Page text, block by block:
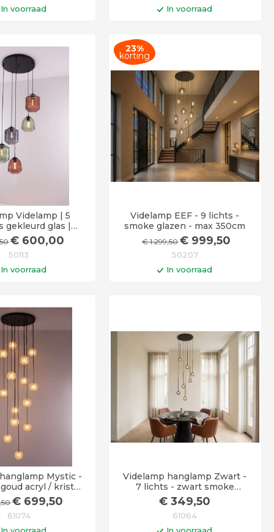
In voorraad
- 12 werkdagen
In voorraad
Op werkdagen voor 14:00 uur
besteld = vandaag verstuurd!
Videlamp | 5
gekleurd glas |
380cm
€ 600,00
50113
In voorraad
voor 14:00 uur
verstuurd!
23%
korting
Videlamp EEF - 9 lichts -
smoke glazen - max 350cm
€1.299,50 € 999,50
50207
In voorraad
Mystic -
acryl / kristal
- 350cm
,50 € 699,50
61074
Videlamp hanglamp Zwart -
7 lichts - zwart smoke
rookglas - 350cm
€ 349,50
61064